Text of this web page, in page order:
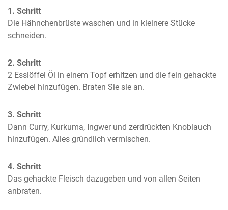
1. Schritt
Die Hähnchenbrüste waschen und in kleinere Stücke
schneiden.
2. Schritt
2 Esslöffel Öl in einem Topf erhitzen und die fein gehackte
Zwiebel hinzufügen. Braten Sie sie an.
3. Schritt
Dann Curry, Kurkuma, Ingwer und zerdrückten Knoblauch
hinzufügen. Alles gründlich vermischen.
4. Schritt
Das gehackte Fleisch dazugeben und von allen Seiten
anbraten.